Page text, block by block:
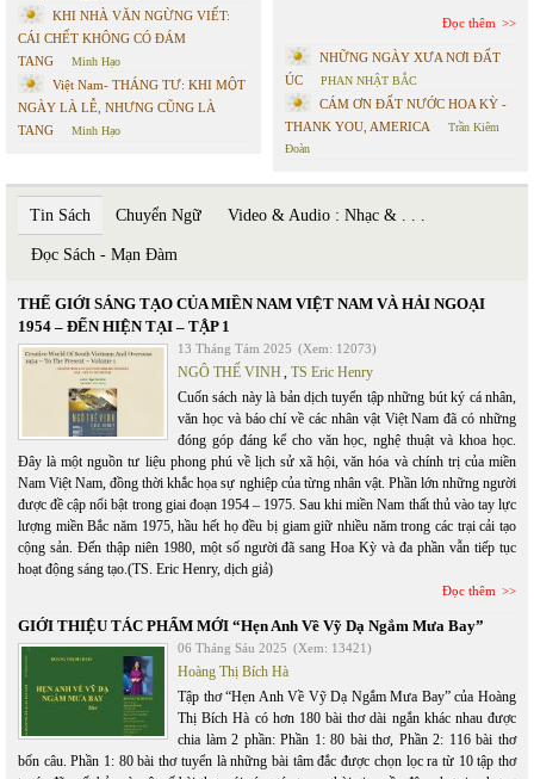
KHI NHÀ VĂN NGỪNG VIẾT:
CÁI CHẾT KHÔNG CÓ ĐÁM
TANG
Minh Hạo
Việt Nam- THÁNG TƯ: KHI MỘT
NGÀY LÀ LỄ, NHƯNG CŨNG LÀ
TANG
Minh Hạo
Đọc thêm
NHỮNG NGÀY XƯA NƠI ĐẤT
ÚC
PHAN NHẬT BẮC
CÁM ƠN ĐẤT NƯỚC HOA KỲ -
THANK YOU, AMERICA
Trần Kiêm
Đoàn
Tin Sách Chuyển Ngữ Video & Audio : Nhạc & . . .
Đọc Sách - Mạn Đàm
THẾ GIỚI SÁNG TẠO CỦA MIỀN NAM VIỆT NAM VÀ HẢI NGOẠI
1954 – ĐẾN HIỆN TẠI – TẬP 1
13 Tháng Tám 2025 (Xem: 12073)
NGÔ THẾ VINH, TS Eric Henry
Cuốn sách này là bản dịch tuyển tập những bút ký cá nhân,
văn học và báo chí về các nhân vật Việt Nam đã có những
đóng góp đáng kể cho văn học, nghệ thuật và khoa học.
Đây là một nguồn tư liệu phong phú về lịch sử xã hội, văn hóa và chính trị của miền
Nam Việt Nam, đồng thời khắc họa sự nghiệp của từng nhân vật. Phần lớn những người
được đề cập nổi bật trong giai đoạn 1954 – 1975. Sau khi miền Nam thất thủ vào tay lực
lượng miền Bắc năm 1975, hầu hết họ đều bị giam giữ nhiều năm trong các trại cải tạo
cộng sản. Đến thập niên 1980, một số người đã sang Hoa Kỳ và đa phần vẫn tiếp tục
hoạt động sáng tạo.(TS. Eric Henry, dịch giả)
Đọc thêm
GIỚI THIỆU TÁC PHẨM MỚI “Hẹn Anh Về Vỹ Dạ Ngắm Mưa Bay”
06 Tháng Sáu 2025 (Xem: 13421)
Hoàng Thị Bích Hà
Tập thơ “Hẹn Anh Về Vỹ Dạ Ngắm Mưa Bay” của Hoàng
Thị Bích Hà có hơn 180 bài thơ dài ngắn khác nhau được
chia làm 2 phần: Phần 1: 80 bài thơ, Phần 2: 116 bài thơ
bốn câu. Phần 1: 80 bài thơ tuyển là những bài tâm đắc được chọn lọc ra từ 10 tập thơ